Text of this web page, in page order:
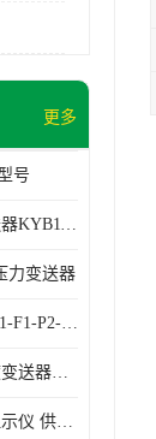
更多
号
自来水管道压力变送器KYB11G03M2型号 使用方便
力变送器
电力冶金配套FPV-V1-F1-P2-03电压变送器
内蒙古呼和浩特温度变送器配套罐旁显示仪供应 性能稳定
甘肃远传变送罐旁显示仪 供应及时